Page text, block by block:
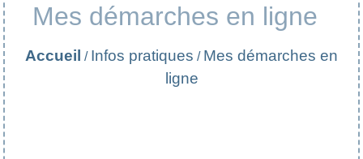
Mes démarches en ligne
Accueil / Infos pratiques / Mes démarches en
ligne